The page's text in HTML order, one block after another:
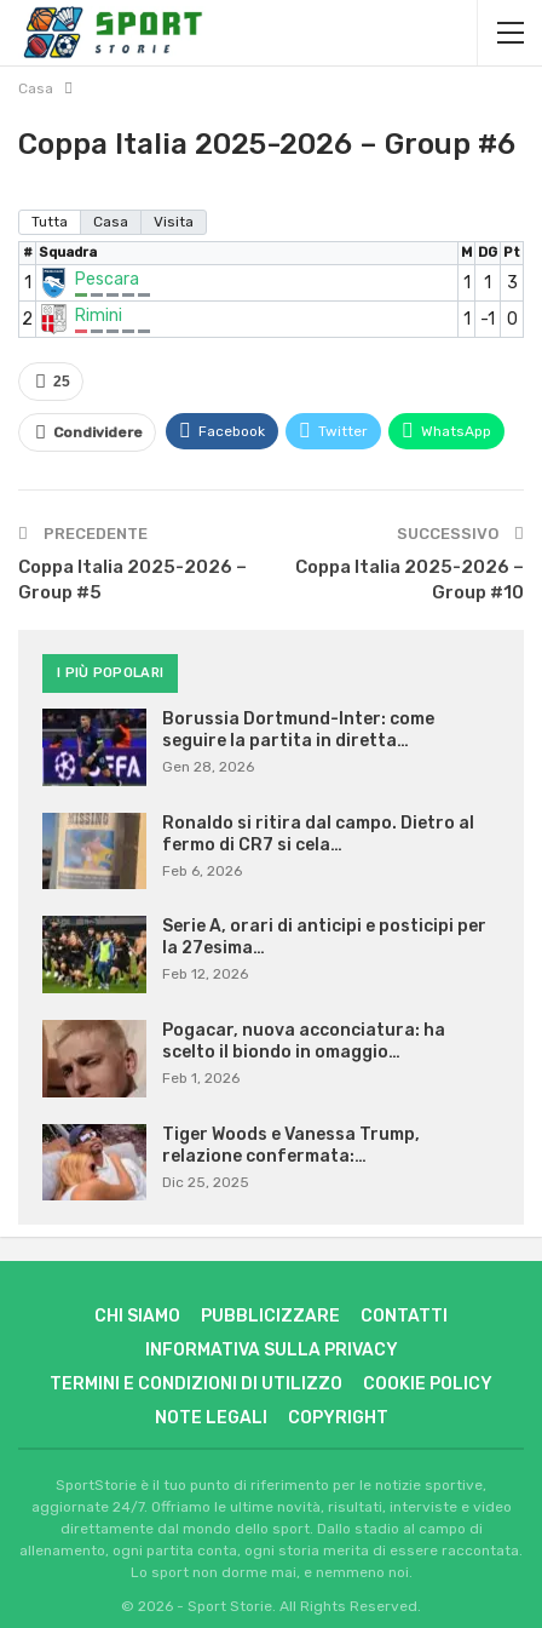
Casa
Coppa Italia 2025-2026 – Group #6
Tutta Casa Visita
# Squadra M DG Pt
1 Pescara 1 1
3
2
Rimini 1 -1 0
25
Condividere Facebook Twitter WhatsApp
PRECEDENTE
Coppa Italia 2025-2026 –
Group #5
SUCCESSIVO
Coppa Italia 2025-2026 –
Group #10
I PIÙ POPOLARI
Borussia Dortmund-Inter: come
seguire la partita in diretta…
Gen 28, 2026
Ronaldo si ritira dal campo. Dietro al
fermo di CR7 si cela…
Feb 6, 2026
Serie A, orari di anticipi e posticipi per
la 27esima…
Feb 12, 2026
Pogacar, nuova acconciatura: ha
scelto il biondo in omaggio…
Feb 1, 2026
Tiger Woods e Vanessa Trump,
relazione confermata:…
Dic 25, 2025
CHI SIAMO PUBBLICIZZARE
CONTATTI
INFORMATIVA SULLA PRIVACY
TERMINI E CONDIZIONI DI UTILIZZO
COOKIE POLICY
NOTE LEGALI
COPYRIGHT
SportStorie è il tuo punto di riferimento per le notizie sportive,
aggiornate 24/7. Offriamo le ultime novità, risultati, interviste e video
direttamente dal mondo dello sport. Dallo stadio al campo di
allenamento, ogni partita conta, ogni storia merita di essere raccontata.
Lo sport non dorme mai, e nemmeno noi.
© 2026 - Sport Storie. All Rights Reserved.